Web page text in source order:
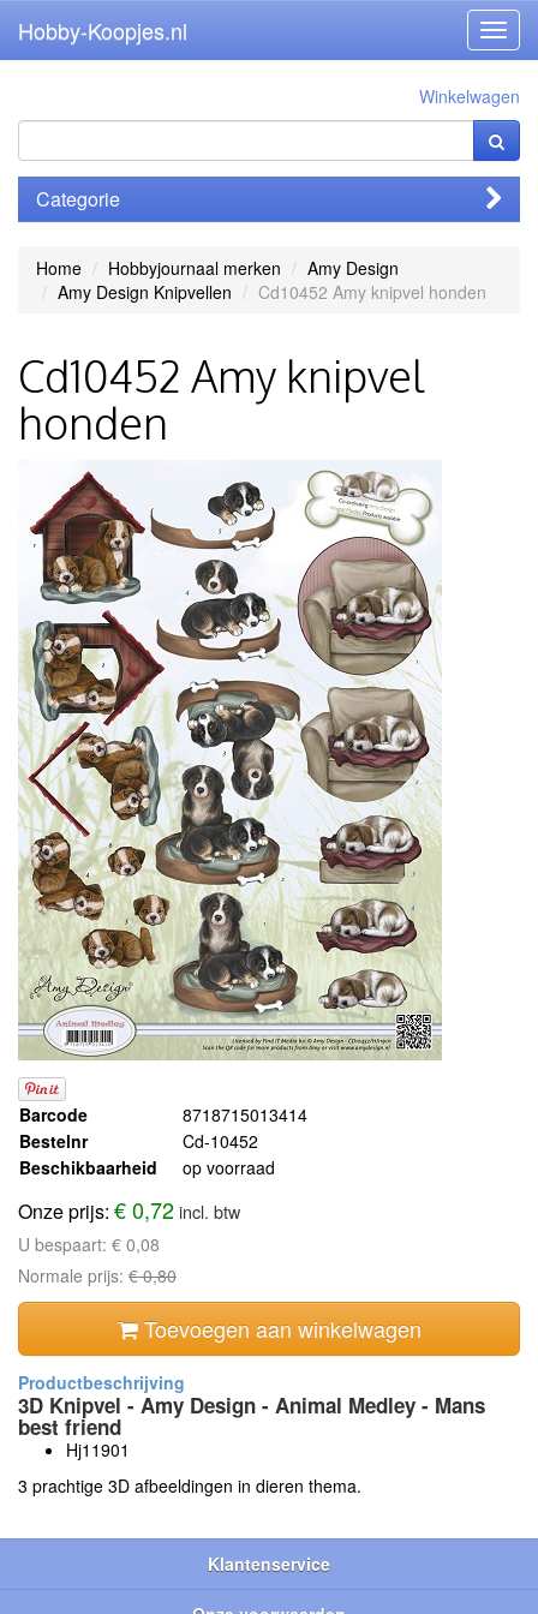
Hobby-Koopjes.nl
Winkelwagen
Categorie
Home Hobbyjournaal merken
Amy Design
Amy Design Knipvellen
Cd10452 Amy knipvel honden
Cd10452 Amy knipvel
honden
Barcode
8718715013414
Bestelnr
Cd-10452
Beschikbaarheid
op voorraad
Onze prijs: € 0,72incl. btw
U bespaart: € 0,08
Normale prijs: € 0,80
Toevoegen aan winkelwagen
3D Knipvel - Amy Design - Animal Medley - Mans
best friend
Hj11901
3 prachtige 3D afbeeldingen in dieren thema.
Klantenservice